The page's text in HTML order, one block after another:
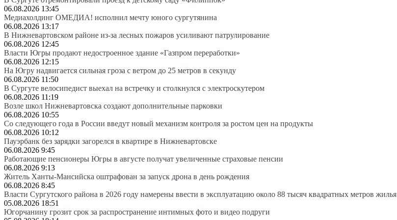
06.08.2026 13:45
Медиахолдинг ОМЕДИА! исполнил мечту юного сургутянина
06.08.2026 13:17
В Нижневартовском районе из-за лесных пожаров усиливают патрулирование
06.08.2026 12:45
Власти Югры продают недостроенное здание «Газпром переработки»
06.08.2026 12:15
На Югру надвигается сильная гроза с ветром до 25 метров в секунду
06.08.2026 11:50
В Сургуте велосипедист выехал на встречку и столкнулся с электроскутером
06.08.2026 11:19
Возле школ Нижневартовска создают дополнительные парковки
06.08.2026 10:55
Со следующего года в России введут новый механизм контроля за ростом цен на продукты
06.08.2026 10:12
Пауэрбанк без зарядки загорелся в квартире в Нижневартовске
06.08.2026 9:45
Работающие пенсионеры Югры в августе получат увеличенные страховые пенсии
06.08.2026 9:13
Житель Ханты-Мансийска оштрафован за запуск дрона в день рождения
06.08.2026 8:45
Власти Сургутского района в 2026 году намерены ввести в эксплуатацию около 88 тысяч квадратных метров жилья
05.08.2026 18:51
Югорчанину грозит срок за распространение интимных фото и видео подруги